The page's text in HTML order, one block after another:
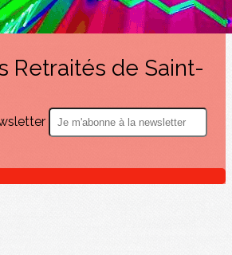
à la newsletter
Retraités de Saint-